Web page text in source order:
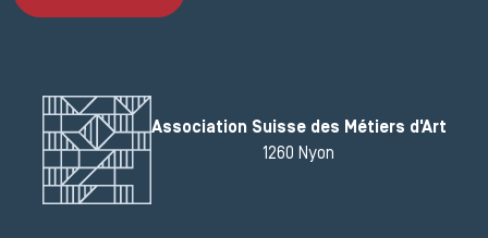
Association Suisse des Métiers d'Art
1260 Nyon